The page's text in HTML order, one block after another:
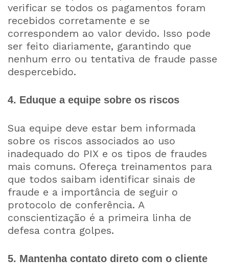
verificar se todos os pagamentos foram
recebidos corretamente e se
correspondem ao valor devido. Isso pode
ser feito diariamente, garantindo que
nenhum erro ou tentativa de fraude passe
despercebido.
4. Eduque a equipe sobre os riscos
Sua equipe deve estar bem informada
sobre os riscos associados ao uso
inadequado do PIX e os tipos de fraudes
mais comuns. Ofereça treinamentos para
que todos saibam identificar sinais de
fraude e a importância de seguir o
protocolo de conferência. A
conscientização é a primeira linha de
defesa contra golpes.
5. Mantenha contato direto com o cliente